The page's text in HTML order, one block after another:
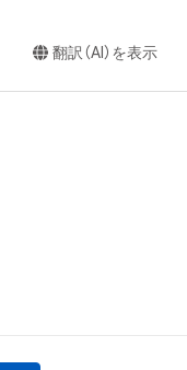
翻訳（AI）を表示